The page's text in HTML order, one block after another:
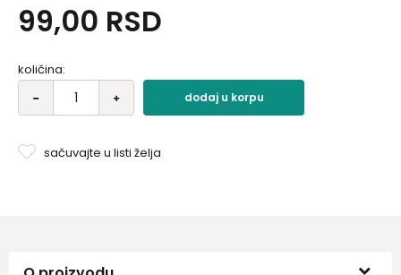
u izradi kreativnih radova za oplemenjivanje i
personalizaciju bilo kog predmeta ili proizvoda. Dimenzije:
99,00 RSD
količina:
dodaj u korpu
sačuvajte u listi želja